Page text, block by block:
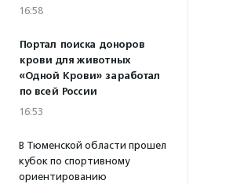
16:58
Портал поиска доноров
крови для животных
«Одной Крови» заработал
по всей России
16:53
В Тюменской области прошел
кубок по спортивному
ориентированию